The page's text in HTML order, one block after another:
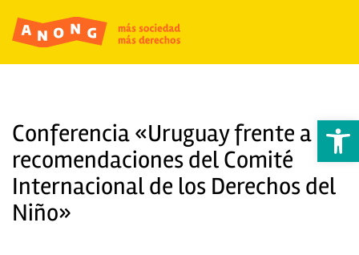
Abrir
Conferencia «Uruguay frente a las
recomendaciones del Comité
Internacional de los Derechos del
Niño»